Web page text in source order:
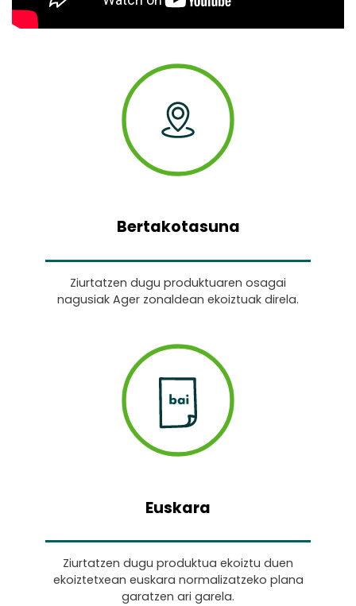
Bertakotasuna
Ziurtatzen dugu produktuaren osagai
nagusiak Ager zonaldean ekoiztuak direla.
Euskara
Ziurtatzen dugu produktua ekoiztu duen
ekoiztetxean euskara normalizatzeko plana
garatzen ari garela.